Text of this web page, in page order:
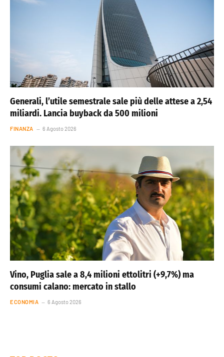
Generali, l’utile semestrale sale più delle attese a 2,54
miliardi. Lancia buyback da 500 milioni
FINANZA 6 Agosto 2026
Vino, Puglia sale a 8,4 milioni ettolitri (+9,7%) ma
consumi calano: mercato in stallo
ECONOMIA 6 Agosto 2026